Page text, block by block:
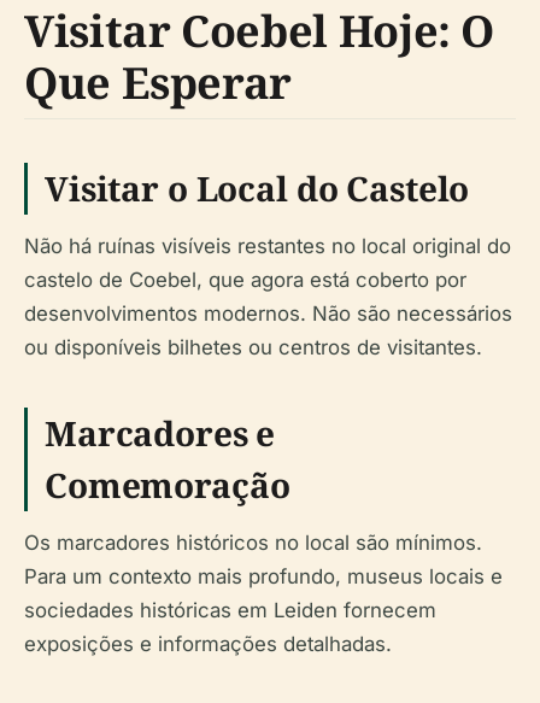
Visitar Coebel Hoje: O
Que Esperar
Visitar o Local do Castelo
Não há ruínas visíveis restantes no local original do
castelo de Coebel, que agora está coberto por
desenvolvimentos modernos. Não são necessários
ou disponíveis bilhetes ou centros de visitantes.
Marcadores e
Comemoração
Os marcadores históricos no local são mínimos.
Para um contexto mais profundo, museus locais e
sociedades históricas em Leiden fornecem
exposições e informações detalhadas.